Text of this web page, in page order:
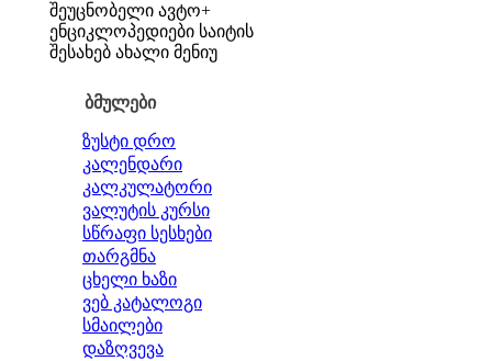
შეუცნობელი ავტო+
ენციკლოპედიები საიტის
შესახებ ახალი მენიუ
ბმულები
ზუსტი დრო
კალენდარი
კალკულატორი
ვალუტის კურსი
სწრაფი სესხები
თარგმნა
ცხელი ხაზი
ვებ კატალოგი
სმაილები
დაზღვევა